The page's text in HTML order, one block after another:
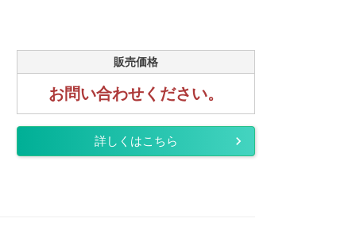
販売価格
お問い合わせください。
詳しくはこちら